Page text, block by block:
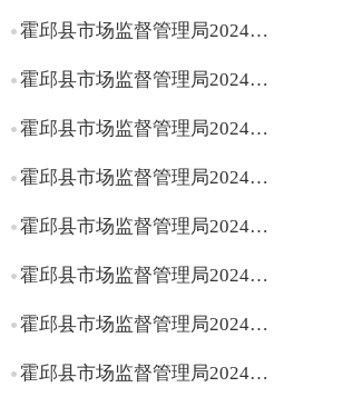
公共服务
霍邱县市场监督管理局2024年11月份小餐饮备案信息公示
霍邱县市场监督管理局2024年10月份小餐饮备案信息公示
霍邱县市场监督管理局2024年9月份小餐饮备案信息公示
霍邱县市场监督管理局2024年8月份小餐饮备案信息公示
霍邱县市场监督管理局2024年7月份小餐饮备案信息公示
霍邱县市场监督管理局2024年6月份小餐饮备案信息公示
霍邱县市场监督管理局2024年5月份小餐饮备案信息公示
霍邱县市场监督管理局2024年4月份小餐饮备案信息公示